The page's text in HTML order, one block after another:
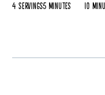
4 servings5 Minutes
10